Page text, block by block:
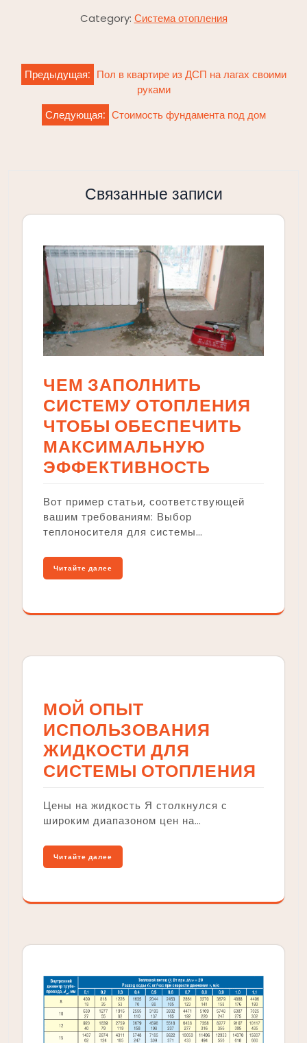
Category: Система отопления
Навигация
по
записям
Предыдущая: Пол в квартире из ДСП на лагах своими
руками
Следующая: Стоимость фундамента под дом
Связанные записи
ЧЕМ ЗАПОЛНИТЬ
СИСТЕМУ ОТОПЛЕНИЯ
ЧТОБЫ ОБЕСПЕЧИТЬ
МАКСИМАЛЬНУЮ
ЭФФЕКТИВНОСТЬ
Вот пример статьи, соответствующей
вашим требованиям: Выбор
теплоносителя для системы…
Читайте далее
МОЙ ОПЫТ
ИСПОЛЬЗОВАНИЯ
ЖИДКОСТИ ДЛЯ
СИСТЕМЫ ОТОПЛЕНИЯ
Цены на жидкость Я столкнулся с
широким диапазоном цен на…
Читайте далее